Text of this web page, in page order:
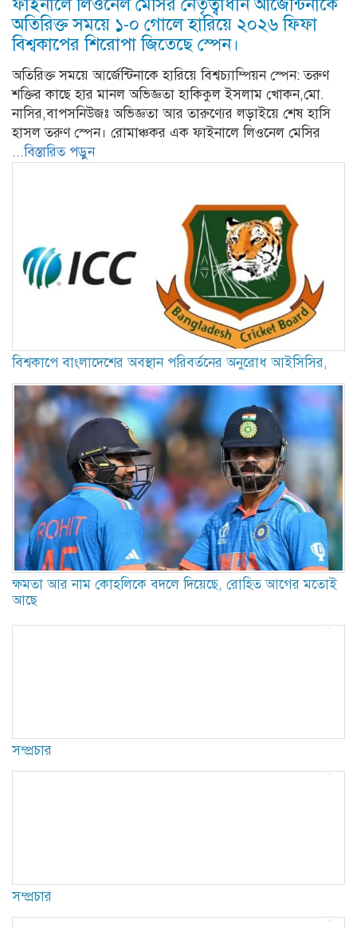
অতিরিক্ত সময়ে ১-০ গোলে হারিয়ে ২০২৬ ফিফা
বিশ্বকাপের শিরোপা জিতেছে স্পেন।
অতিরিক্ত সময়ে আর্জেন্টিনাকে হারিয়ে বিশ্বচ্যাম্পিয়ন স্পেন: তরুণ
শক্তির কাছে হার মানল অভিজ্ঞতা হাকিকুল ইসলাম খোকন,মো.
নাসির,বাপসনিউজঃ অভিজ্ঞতা আর তারুণ্যের লড়াইয়ে শেষ হাসি
হাসল তরুণ স্পেন। রোমাঞ্চকর এক ফাইনালে লিওনেল মেসির
...বিস্তারিত পড়ুন
বিশ্বকাপে বাংলাদেশের অবস্থান পরিবর্তনের অনুরোধ আইসিসির,
ক্ষমতা আর নাম কোহলিকে বদলে দিয়েছে, রোহিত আগের মতোই
আছে
সম্প্রচার
সম্প্রচার